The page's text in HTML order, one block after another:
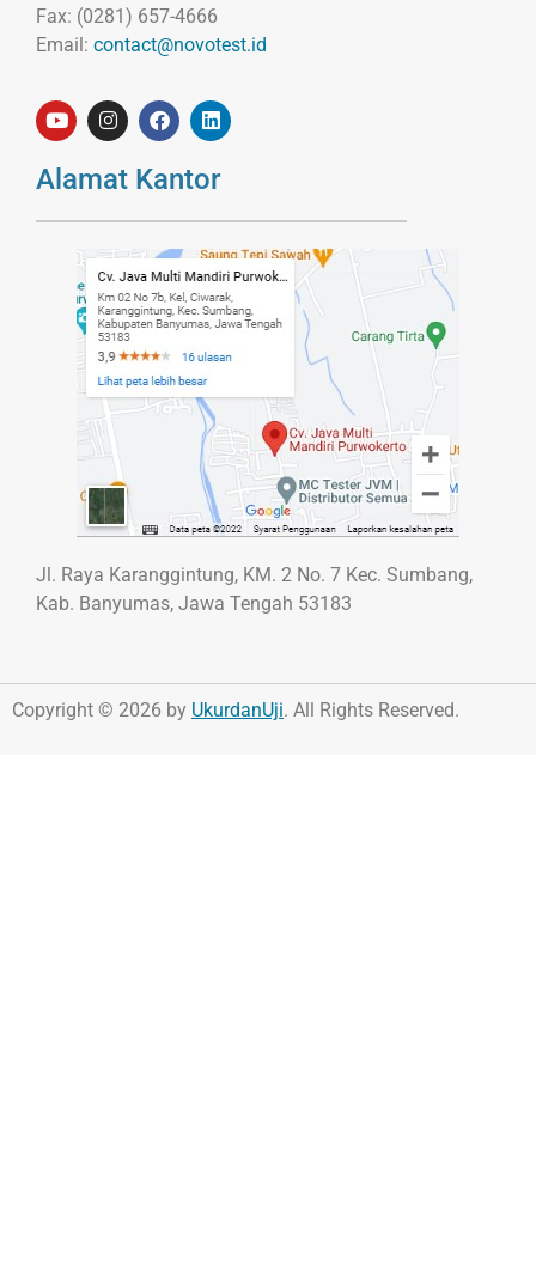
Fax: (0281) 657-4666
Email: contact@novotest.id
Alamat Kantor
Jl. Raya Karanggintung, KM. 2 No. 7 Kec. Sumbang,
Kab. Banyumas, Jawa Tengah 53183
Copyright © 2026 by UkurdanUji. All Rights Reserved.